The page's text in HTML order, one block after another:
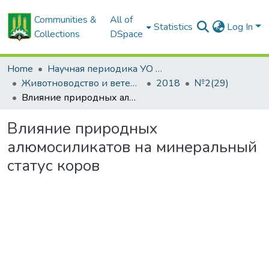
Communities &
Collections
All of
DSpace
Statistics Log In
Home
Научная периодика УО БГСХА
Животноводство и ветеринарная медицина: научно-практический журнал
2018
№2(29)
Влияние природных алюмосиликатов на минеральный статус коров
Влияние природных
алюмосиликатов на минеральный
статус коров